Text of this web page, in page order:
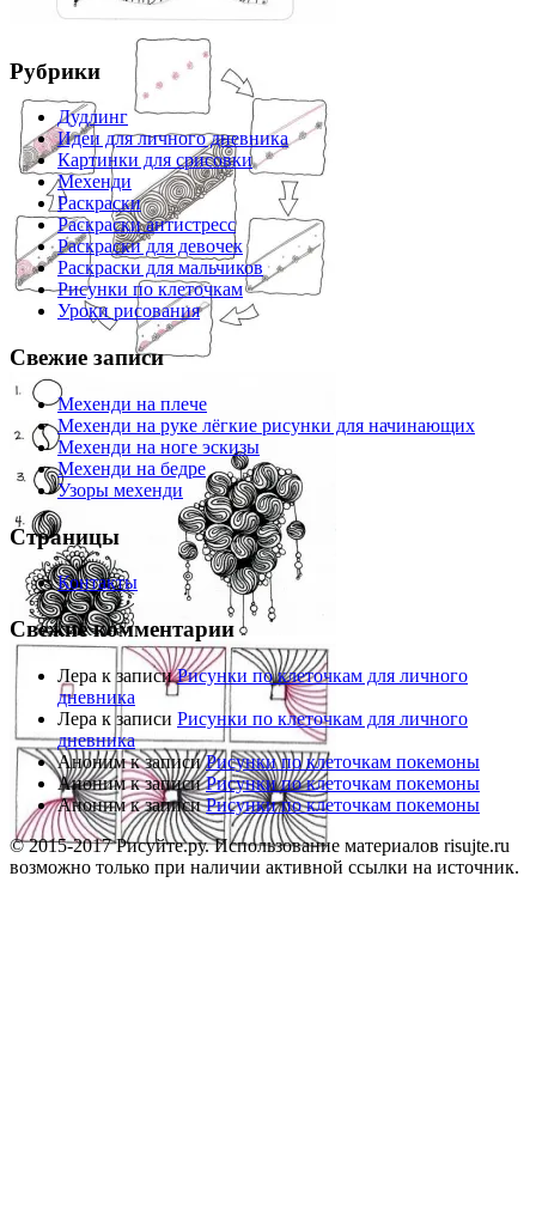
Рубрики
Дудлинг
Идеи для личного дневника
Картинки для срисовки
Мехенди
Раскраски
Раскраски антистресс
Раскраски для девочек
Раскраски для мальчиков
Рисунки по клеточкам
Уроки рисования
Свежие записи
Мехенди на плече
Мехенди на руке лёгкие рисунки для начинающих
Мехенди на ноге эскизы
Мехенди на бедре
Узоры мехенди
Страницы
Контакты
Свежие комментарии
Лера к записиРисунки по клеточкам для личного
дневника
Лера к записи Рисунки по клеточкам для личного
дневника
Анонимк записиРисунки по клеточкам покемоны
Анонимк записиРисунки по клеточкам покемоны
Анонимк записиРисунки по клеточкам покемоны
© 2015-2017 Рисуйте.ру. Использование материалов risujte.ru
возможно только при наличии активной ссылки на источник.